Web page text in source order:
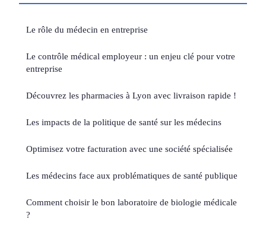
Le rôle du médecin en entreprise
Le contrôle médical employeur : un enjeu clé pour votre
entreprise
Découvrez les pharmacies à Lyon avec livraison rapide !
Les impacts de la politique de santé sur les médecins
Optimisez votre facturation avec une société spécialisée
Les médecins face aux problématiques de santé publique
Comment choisir le bon laboratoire de biologie médicale
?